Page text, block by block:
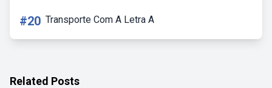
#20 Transporte Com A Letra A
Related Posts